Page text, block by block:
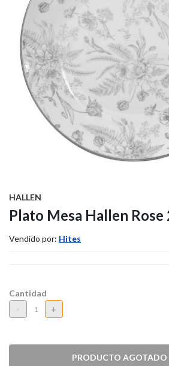
HALLEN
Plato Mesa Hallen Rose
Vendido por: Hites
Cantidad
- +
PRODUCTO AGOTADO